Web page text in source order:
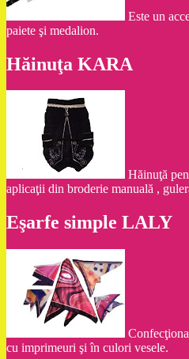
Este un
paiete şi medalion.
Hăinuţa KARA
Hăinuţă
aplicaţii din broderie manuală ,
Eşarfe simple LALY
cu imprimeuri şi în culori vesele.